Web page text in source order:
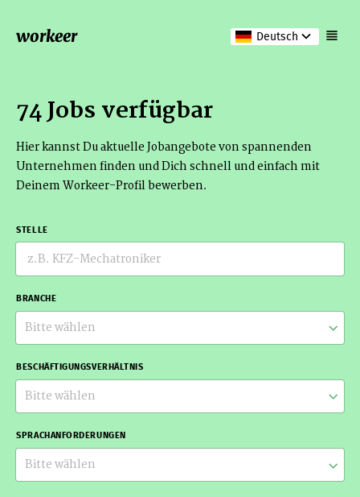
workeer Deutsch
74 Jobs verfügbar
Hier kannst Du aktuelle Jobangebote von spannenden
Unternehmen finden und Dich schnell und einfach mit
Deinem Workeer-Profil bewerben.
STELLE
BRANCHE
Bitte wählen
BESCHÄFTIGUNGSVERHÄLTNIS
Bitte wählen
SPRACHANFORDERUNGEN
Bitte wählen